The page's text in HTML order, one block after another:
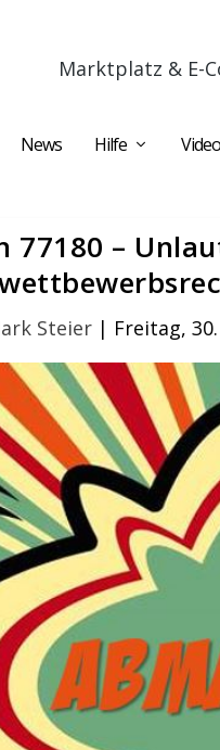
Marktplatz & E-
News Hilfe
77180 –
Steier| Freitag,